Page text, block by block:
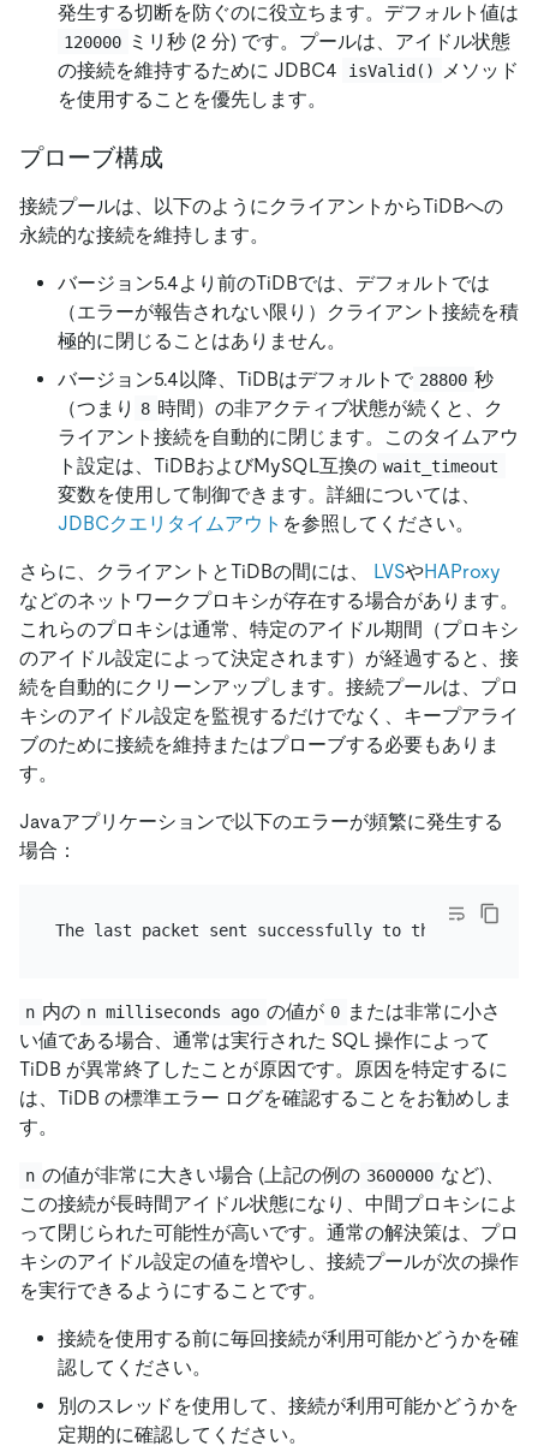
発生する切断を防ぐのに役立ちます。デフォルト値は
120000
ミリ秒 (2 分) です。プールは、アイドル状態
の接続を維持するために JDBC4
isValid()
メソッド
を使用することを優先します。
プローブ構成
接続プールは、以下のようにクライアントからTiDBへの
永続的な接続を維持します。
バージョン5.4より前のTiDBでは、デフォルトでは
（エラーが報告されない限り）クライアント接続を積
極的に閉じることはありません。
バージョン5.4以降、TiDBはデフォルトで 28800 秒
（つまり
8 時間）の非アクティブ状態が続くと、ク
ライアント接続を自動的に閉じます。このタイムアウ
ト設定は、TiDBおよびMySQL互換の wait_timeout
変数を使用して制御できます。詳細については、
JDBCクエリタイムアウト を参照してください。
さらに、クライアントとTiDBの間には、 LVSやHAProxy
などのネットワークプロキシが存在する場合があります。
これらのプロキシは通常、特定のアイドル期間（プロキシ
のアイドル設定によって決定されます）が経過すると、接
続を自動的にクリーンアップします。接続プールは、プロ
キシのアイドル設定を監視するだけでなく、キープアライ
ブのために接続を維持またはプローブする必要もありま
す。
Javaアプリケーションで以下のエラーが頻繁に発生する
場合：
n 内の n milliseconds ago の値が 0 または非常に小さ
い値である場合、通常は実行された SQL 操作によって
TiDB が異常終了したことが原因です。原因を特定するに
は、TiDB の標準エラー ログを確認することをお勧めしま
す。
n の値が非常に大きい場合 (上記の例の 3600000 など)、
この接続が長時間アイドル状態になり、中間プロキシによ
って閉じられた可能性が高いです。通常の解決策は、プロ
キシのアイドル設定の値を増やし、接続プールが次の操作
を実行できるようにすることです。
接続を使用する前に毎回接続が利用可能かどうかを確
認してください。
別のスレッドを使用して、接続が利用可能かどうかを
定期的に確認してください。